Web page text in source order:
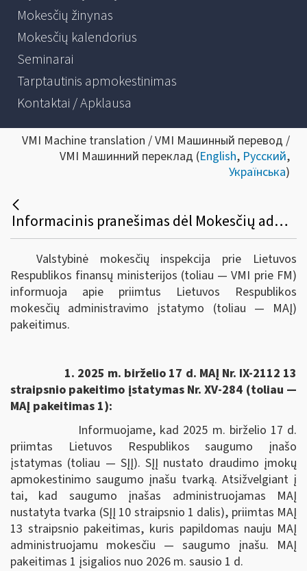
Mokesčių žinynas
Mokesčių kalendorius
Seminarai
Tarptautinis apmokestinimas
Kontaktai / Apklausa
VMI Machine translation / VMI Машинный перевод /
VMI Машинний переклад (English, Русский,
Українська)
Informacinis pranešimas dėl Mokesčių administravimo įstatymo pakeitimo
Valstybinė mokesčių inspekcija prie Lietuvos
Respublikos finansų ministerijos (toliau — VMI prie FM)
informuoja apie priimtus Lietuvos Respublikos
mokesčių administravimo įstatymo (toliau — MAĮ)
pakeitimus.
1. 2025 m. birželio 17 d. MAĮ Nr. IX-2112 13
straipsnio pakeitimo įstatymas Nr. XV-284 (toliau —
MAĮ pakeitimas 1):
Informuojame, kad 2025 m. birželio 17 d.
priimtas Lietuvos Respublikos saugumo įnašo
įstatymas (toliau — SĮĮ). SĮĮ nustato draudimo įmokų
apmokestinimo saugumo įnašu tvarką. Atsižvelgiant į
tai, kad saugumo įnašas administruojamas MAĮ
nustatyta tvarka (SĮĮ 10 straipsnio 1 dalis), priimtas MAĮ
13 straipsnio pakeitimas, kuris papildomas nauju MAĮ
administruojamu mokesčiu — saugumo įnašu. MAĮ
pakeitimas 1 įsigalios nuo 2026 m. sausio 1 d.